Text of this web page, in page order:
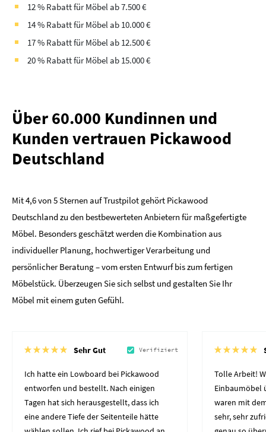
12 % Rabatt für Möbel ab 7.500 €
14 % Rabatt für Möbel ab 10.000 €
17 % Rabatt für Möbel ab 12.500 €
20 % Rabatt für Möbel ab 15.000 €
Über 60.000 Kundinnen und
Kunden vertrauen Pickawood
Deutschland
Mit 4,6 von 5 Sternen auf Trustpilot gehört Pickawood
Deutschland zu den bestbewerteten Anbietern für maßgefertigte
Möbel. Besonders geschätzt werden die Kombination aus
individueller Planung, hochwertiger Verarbeitung und
persönlicher Beratung – vom ersten Entwurf bis zum fertigen
Möbelstück. Überzeugen Sie sich selbst und gestalten Sie Ihr
Möbel mit einem guten Gefühl.
Sehr Gut Verifiziert
Ich hatte ein Lowboard bei Pickawood
entworfen und bestellt. Nach einigen
Tagen hat sich herausgestellt, dass ich
eine andere Tiefe der Seitenteile hätte
Tolle Arbeit!
Einbaumöbel
waren mit
sehr, sehr